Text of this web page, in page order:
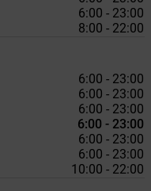
6:00 - 23:00
8:00 - 22:00
6:00 - 23:00
6:00 - 23:00
6:00 - 23:00
6:00 - 23:00
6:00 - 23:00
6:00 - 23:00
10:00 - 22:00